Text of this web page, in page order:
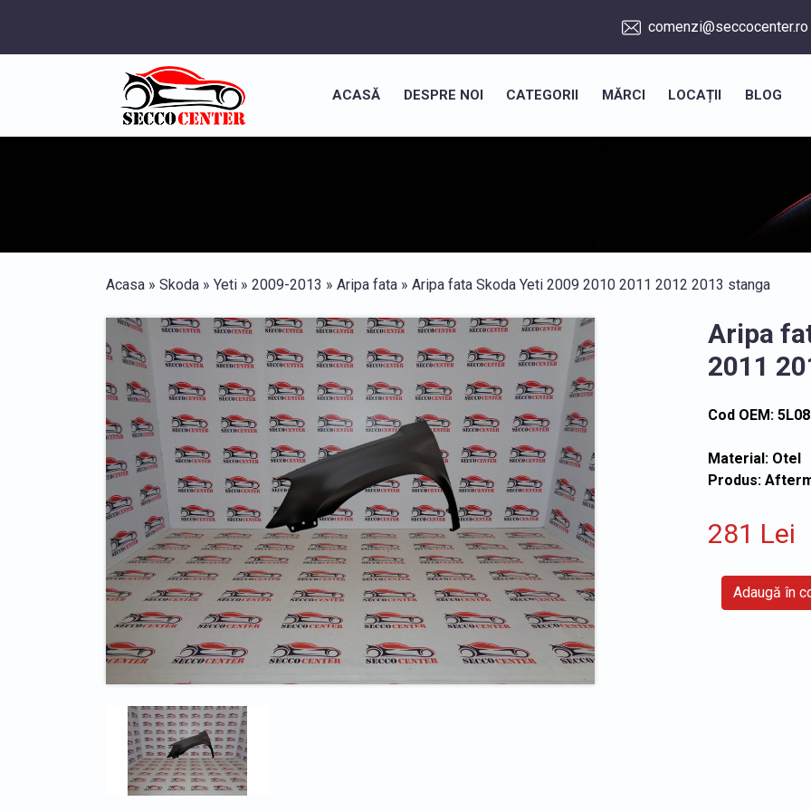
comenzi@seccocenter.ro
ACASĂ DESPRE NOI CATEGORII MĂRCI LOCAȚII BLOG
Acasa » Skoda » Yeti » 2009-2013 » Aripa fata » Aripa fata Skoda Yeti 2009 2010 2011 2012 2013 stanga
Aripa
2011
Cod OEM:
Material: Otel
Produs:
281 Lei
Adaugă în